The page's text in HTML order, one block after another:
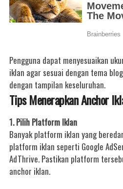
Pengguna dapat menyesuaikan
iklan agar sesuai dengan tema
dengan tampilan keseluruhan.
Tips Menerapkan Anchor
1. Pilih Platform Iklan
Banyak platform iklan yang
platform iklan seperti Google
AdThrive. Pastikan platform
anchor iklan.